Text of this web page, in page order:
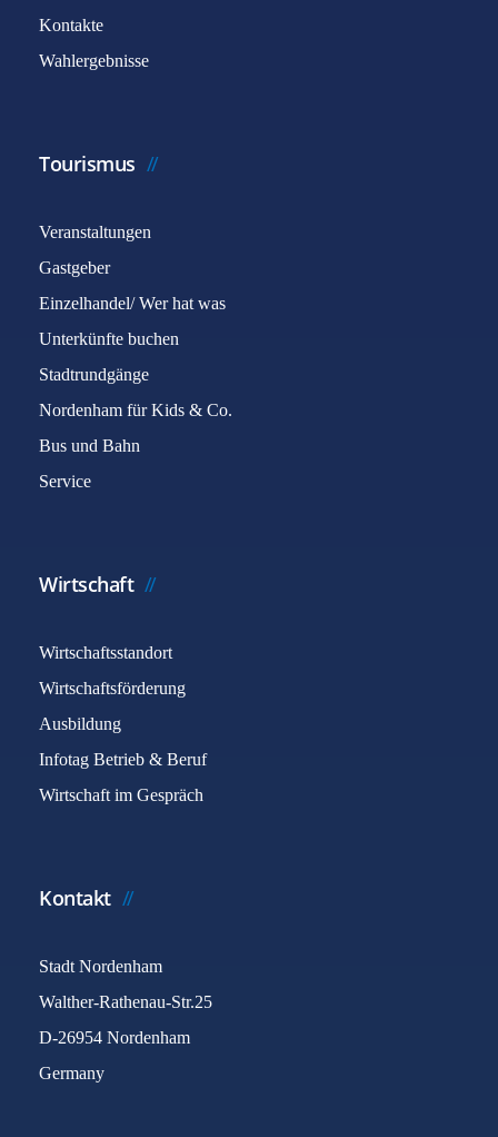
Kontakte
Wahlergebnisse
Tourismus
Veranstaltungen
Gastgeber
Einzelhandel/ Wer hat was
Unterkünfte buchen
Stadtrundgänge
Nordenham für Kids & Co.
Bus und Bahn
Service
Wirtschaft
Wirtschaftsstandort
Wirtschaftsförderung
Ausbildung
Infotag Betrieb & Beruf
Wirtschaft im Gespräch
Kontakt
Stadt Nordenham
Walther-Rathenau-Str.25
D-26954 Nordenham
Germany